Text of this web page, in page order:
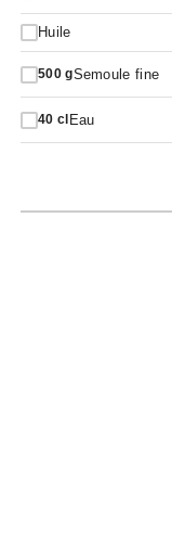
Huile
500 gSemoule fine
40 cl Eau